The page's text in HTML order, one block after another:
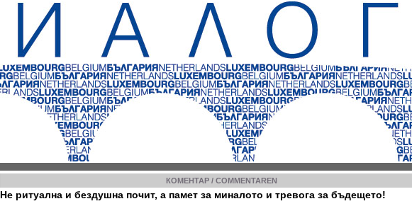
КОМЕНТАР / COMMENTAREN
Не ритуална и бездушна почит, а памет за миналото и тревога за бъдещето!